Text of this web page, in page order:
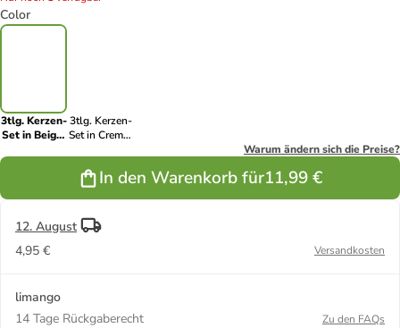
Color
3tlg. Kerzen-
Set in Beige/
3tlg. Kerzen-
Set in Creme/
Warum ändern sich die Preise?
In den Warenkorb für11,99 €
12. August
4,95 €
Versandkosten
limango
14 Tage Rückgaberecht
Zu den FAQs